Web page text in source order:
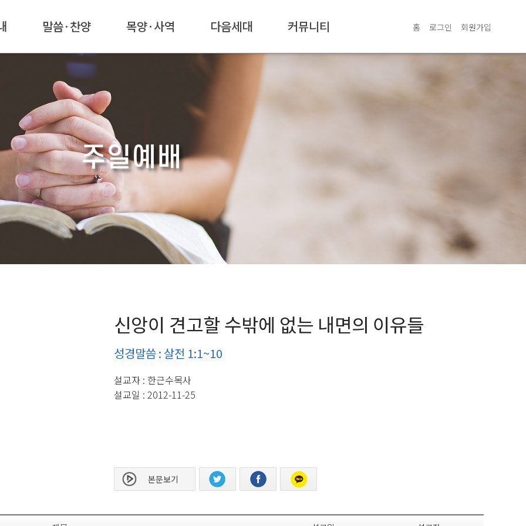
홈 로그인 회원가입
말씀·찬양 목양·사역 다음세대 커뮤니티
주일예배
신앙이 견고할 수밖에 없는 내면의 이유들
성경말씀 : 살전 1:1~10
설교자 : 한근수목사
설교일 : 2012-11-25
본문보기